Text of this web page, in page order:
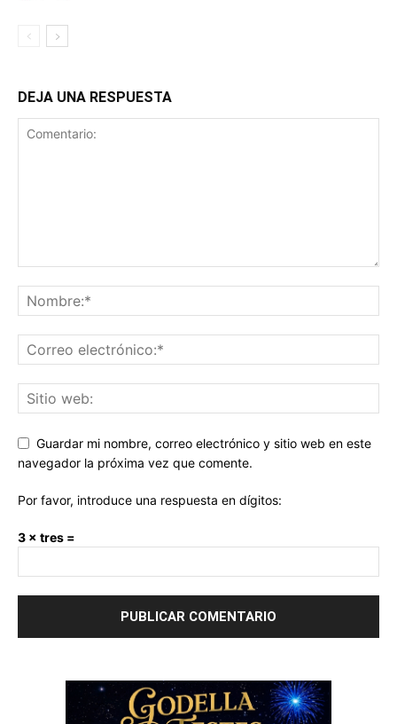
DEJA UNA RESPUESTA
Guardar mi nombre, correo electrónico y sitio web en este
navegador la próxima vez que comente.
Por favor, introduce una respuesta en dígitos:
3 × tres =